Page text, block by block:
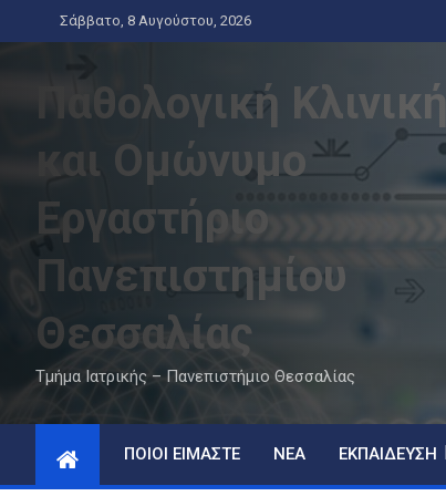
to
Σάββατο, 8 Αυγούστου, 2026
Παθολογική Κλινική
και Ομώνυμο
Εργαστήριο
Πανεπιστημίου
Θεσσαλίας
Τμήμα Ιατρικής – Πανεπιστήμιο Θεσσαλίας
ΠΟΙΟΊ ΕΊΜΑΣΤΕ ΝΈΑ ΕΚΠΑΊΔΕΥΣΗ